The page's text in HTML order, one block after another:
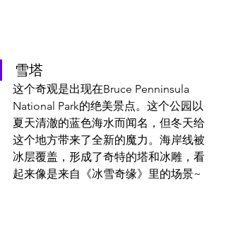
雪塔
这个奇观是出现在Bruce Penninsula
National Park的绝美景点。这个公园以
夏天清澈的蓝色海水而闻名，但冬天给
这个地方带来了全新的魔力。海岸线被
冰层覆盖，形成了奇特的塔和冰雕，看
起来像是来自《冰雪奇缘》里的场景~